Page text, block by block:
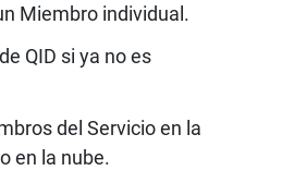
Miembro individual.
QID si ya no es
del Servicio en la
en la nube.